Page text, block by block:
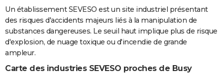
Un établissement SEVESO est un site industriel présentant
des risques d'accidents majeurs liés à la manipulation de
substances dangereuses. Le seuil haut implique plus de risque
d'explosion, de nuage toxique ou d'incendie de grande
ampleur.
Carte des industries SEVESO proches de Busy